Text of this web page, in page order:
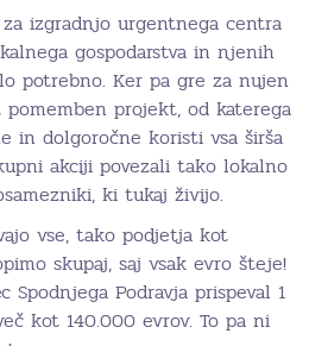
izgradnjo urgentnega centra
gospodarstva in njenih
potrebno. Ker pa gre za nujen
projekt, od katerega
in dolgoročne koristi vsa širša
akciji povezali tako lokalno
ki tukaj živijo.
vse, tako podjetja kot
skupaj, saj vsak evro šteje!
Spodnjega Podravja prispeval 1
kot 140.000 evrov. To pa ni